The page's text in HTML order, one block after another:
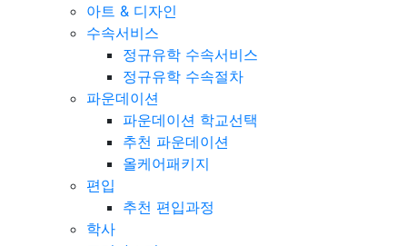
아트 & 디자인
수속서비스
정규유학 수속서비스
정규유학 수속절차
파운데이션
파운데이션 학교선택
추천 파운데이션
올케어패키지
편입
추천 편입과정
학사